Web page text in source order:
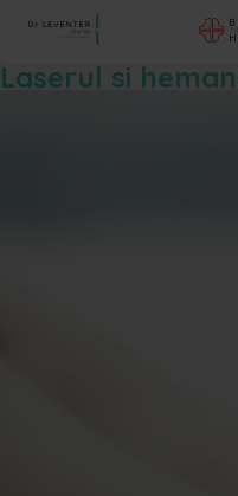
Laserul si